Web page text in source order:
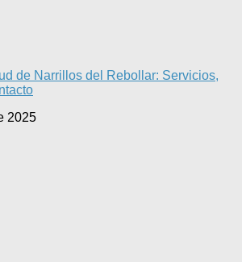
de Narrillos del Rebollar: Servicios,
2025